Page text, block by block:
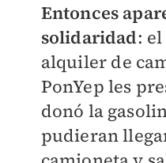
Entonces
solidaridad:
alquiler de
PonYep les
donó la
pudieran